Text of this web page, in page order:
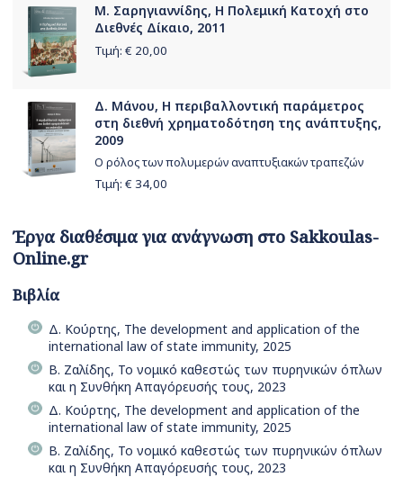
Μ. Σαρηγιαννίδης, Η Πολεμική Κατοχή στο
Διεθνές Δίκαιο, 2011
Τιμή: € 20,00
Δ. Μάνου, Η περιβαλλοντική παράμετρος
στη διεθνή χρηματοδότηση της ανάπτυξης,
2009
Ο ρόλος των πολυμερών αναπτυξιακών τραπεζών
Τιμή: € 34,00
Έργα διαθέσιμα για ανάγνωση στο Sakkoulas-
Online.gr
Βιβλία
Δ. Κούρτης, The development and application of the
international law of state immunity, 2025
Β. Ζαλίδης, Το νομικό καθεστώς των πυρηνικών όπλων
και η Συνθήκη Απαγόρευσής τους, 2023
Δ. Κούρτης, The development and application of the
international law of state immunity, 2025
Β. Ζαλίδης, Το νομικό καθεστώς των πυρηνικών όπλων
και η Συνθήκη Απαγόρευσής τους, 2023